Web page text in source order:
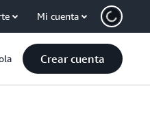
Mi cuenta
Crear cuenta